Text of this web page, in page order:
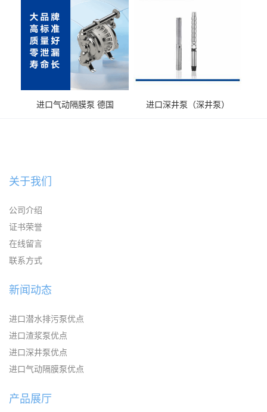
进口气动隔膜泵 德国
进口深井泵（深井泵）
关于我们
公司介绍
证书荣誉
在线留言
联系方式
新闻动态
进口潜水排污泵优点
进口渣浆泵优点
进口深井泵优点
进口气动隔膜泵优点
产品展厅